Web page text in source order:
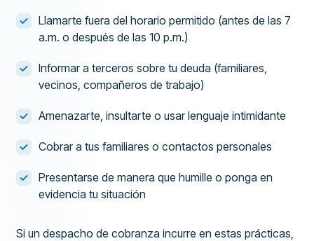
Llamarte fuera del horario permitido (antes de las 7
a.m. o después de las 10 p.m.)
Informar a terceros sobre tu deuda (familiares,
vecinos, compañeros de trabajo)
Amenazarte, insultarte o usar lenguaje intimidante
Cobrar a tus familiares o contactos personales
Presentarse de manera que humille o ponga en
evidencia tu situación
Si un despacho de cobranza incurre en estas prácticas,